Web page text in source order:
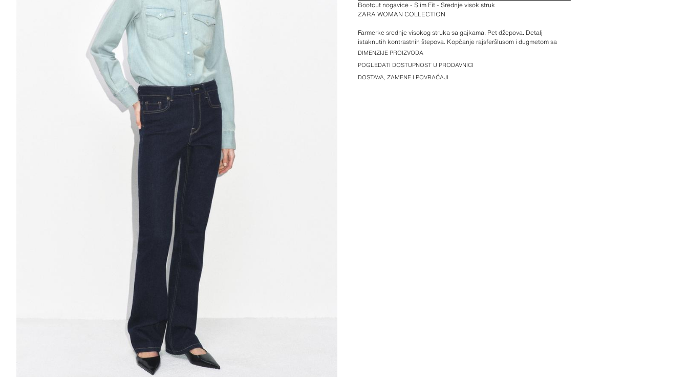
Bootcut nogavice - Slim Fit - Srednje visok struk
ZARA WOMAN COLLECTION
Farmerke srednje visokog struka sa gajkama. Pet džepova. Detalj
istaknutih kontrastnih štepova. Kopčanje rajsferšlusom i dugmetom sa
prednje strane.
DIMENZIJE PROIZVODA
POGLEDATI DOSTUPNOST U PRODAVNICI
DOSTAVA, ZAMENE I POVRAĆAJI